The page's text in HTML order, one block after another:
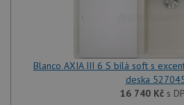
Blanco AXIA III 6 S bílá soft s
deska
16 740 Kčs